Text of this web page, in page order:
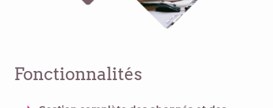
Fonctionnalités